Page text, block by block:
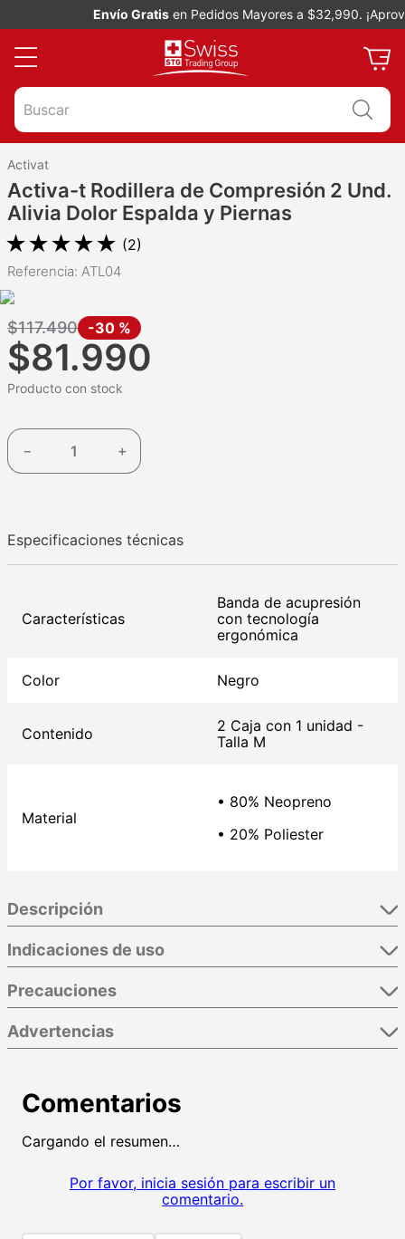
Envío Gratisen Pedidos Mayores a $32,990.
Buscar
Activat
Activa-t Rodillera de Compresión 2 Und.
Alivia Dolor Espalda y Piernas
★★★★★ (2)
Referencia: ATL04
$117.490 -30 %
$81.990
Producto con stock
＋
－
Especificaciones técnicas
Características
Banda de acupresión
con tecnología
ergonómica
Color Negro
Contenido
2 Caja con 1 unidad -
Talla M
Material
• 80% Neopreno
• 20% Poliester
Descripción
Indicaciones de uso
Precauciones
Advertencias
Comentarios
Cargando el resumen…
Por favor, inicia sesión para escribir un
comentario.